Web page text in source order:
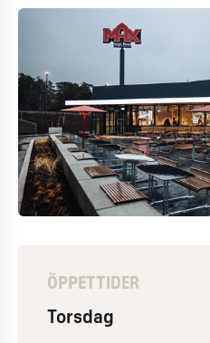
ÖPPETTIDER
Torsdag